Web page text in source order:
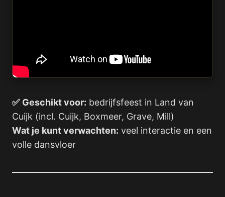
✅ Geschikt voor: bedrijfsfeest in Land van
Cuijk (incl. Cuijk, Boxmeer, Grave, Mill)
Wat je kunt verwachten: veel interactie en een
volle dansvloer